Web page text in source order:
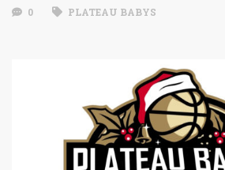
0 PLATEAU BABYS